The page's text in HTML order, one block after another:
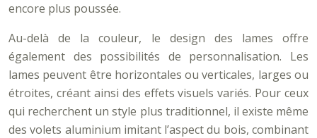
encore plus poussée.
Au-delà de la couleur, le design des lames offre
également des possibilités de personnalisation. Les
lames peuvent être horizontales ou verticales, larges ou
étroites, créant ainsi des effets visuels variés. Pour ceux
qui recherchent un style plus traditionnel, il existe même
des volets aluminium imitant l’aspect du bois, combinant